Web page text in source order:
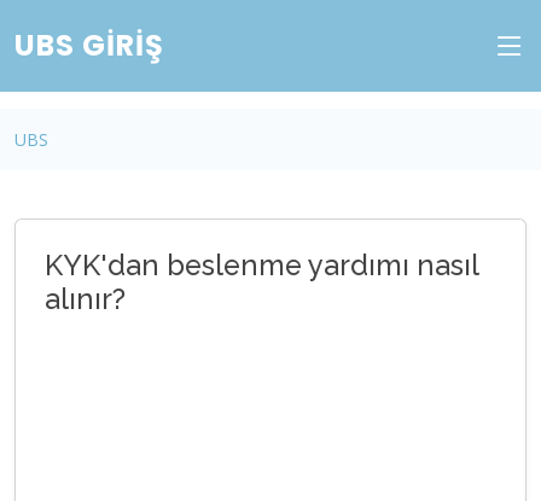
UBS GIRIŞ
UBS
KYK'dan beslenme yardımı nasıl
alınır?